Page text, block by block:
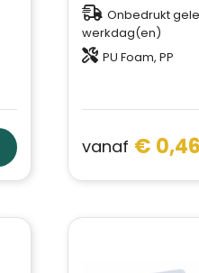
Onbedrukt
werkdag(en)
PU Foam, PP
vanaf € 0,46